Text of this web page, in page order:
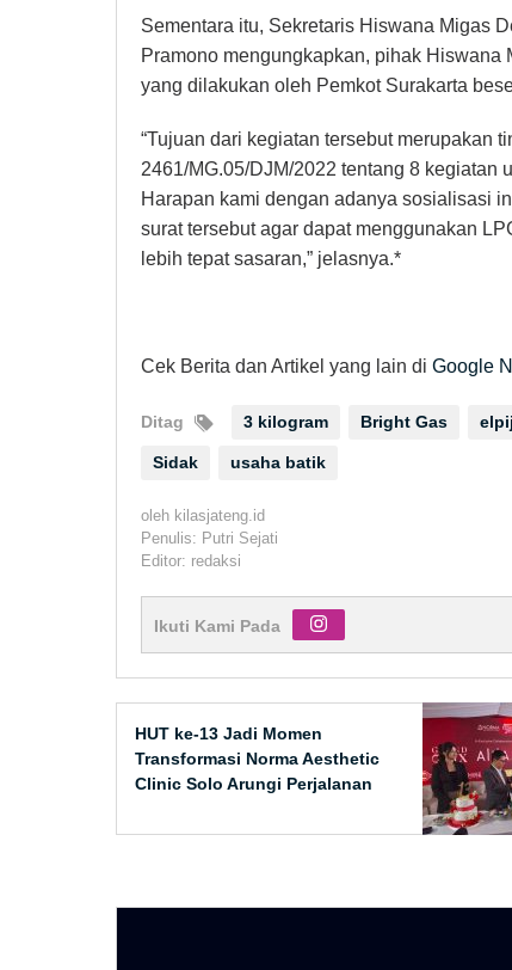
Sementara itu, Sekretaris Hiswana Migas
Pramono mengungkapkan, pihak
yang dilakukan oleh Pemkot Surakarta
“Tujuan dari kegiatan tersebut merupakan
2461/MG.05/DJM/2022 tentang 8 kegiatan
Harapan kami dengan adanya sosialisasi
surat tersebut agar dapat menggunakan
lebih tepat sasaran,” jelasnya.*
Cek Berita dan Artikel yang lain di Google
Ditag 3 kilogram Bright Gas
Sidak usaha batik
oleh kilasjateng.id
Penulis: Putri Sejati
Editor: redaksi
Ikuti Kami Pada
HUT ke-13 Jadi Momen
Transformasi Norma Aesthetic
Clinic Solo Arungi Perjalanan